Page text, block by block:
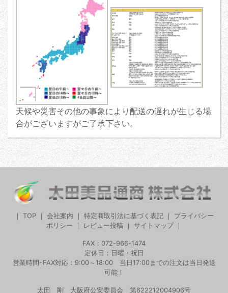
天候や災害その他の事象により配送の遅れが生じる場
合がございますがご了承下さい。
TOP 会社案内 特定商取引法に基づく表記
プライバシー
ポリシー
レビュー投稿｜ サイトマップ｜
FAX：072-966-1474
定休日：日曜・祝日
営業時間･FAX対応：9:00～18:00 当日17:00までの注文は当日発送
可能！
太田 剛 大阪府公安委員会 第622212004906号